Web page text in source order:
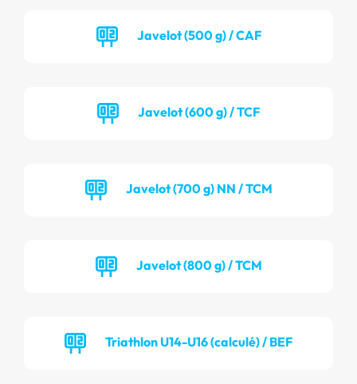
Javelot (500 g) / CAF
Javelot (600 g) / TCF
Javelot (700 g) NN / TCM
Javelot (800 g) / TCM
Triathlon U14-U16 (calculé) / BEF